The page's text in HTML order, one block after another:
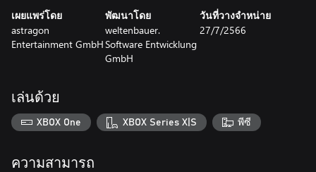
เผยแพร่โดย
astragon
Entertainment GmbH
พัฒนาโดย
weltenbauer.
Software Entwicklung
GmbH
วันที่วางจำหน่าย
27/7/2566
เล่นด้วย
XBOX One XBOX Series X|S พีซี
ความสามารถ